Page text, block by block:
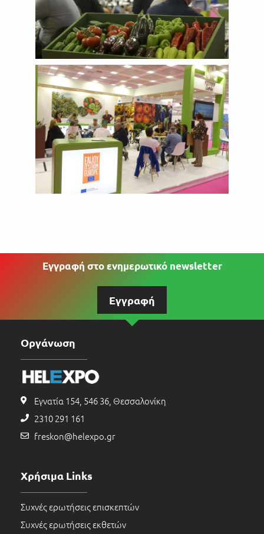
Εγγραφή στο ενημερωτικό newsletter
Εγγραφή
Οργάνωση
Εγνατία 154, 546 36, Θεσσαλονίκη
2310 291 161
freskon@helexpo.gr
Χρήσιμα Links
Συχνές ερωτήσεις επισκεπτών
Συχνές ερωτήσεις εκθετών